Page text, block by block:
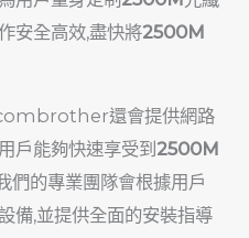
安全高效,盡快將2500M
還會提供網路
戶能夠快速享受到2500M
們的專業團隊會根據用戶
備,並提供全面的安裝指導